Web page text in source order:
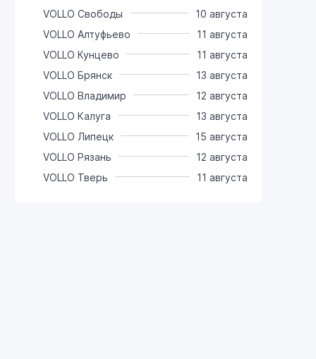
VOLLO Свободы
10 августа
VOLLO Алтуфьево
11 августа
VOLLO Кунцево
11 августа
VOLLO Брянск
13 августа
VOLLO Владимир
12 августа
VOLLO Калуга
13 августа
VOLLO Липецк
15 августа
VOLLO Рязань
12 августа
VOLLO Тверь
11 августа